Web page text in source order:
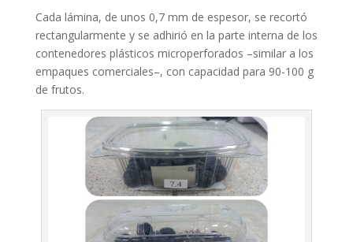
Cada lámina, de unos 0,7 mm de espesor, se recortó
rectangularmente y se adhirió en la parte interna de los
contenedores plásticos microperforados –similar a los
empaques comerciales–, con capacidad para 90-100 g
de frutos.